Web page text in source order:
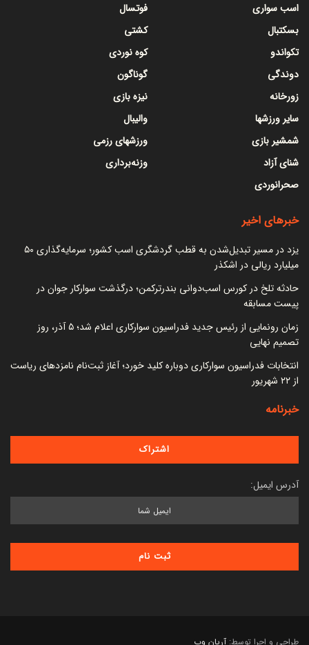
اسب سواری
بسکتبال
تکواندو
دوندگی
زورخانه
سایر ورزشها
شمشیر بازی
شنای آزاد
صحرانوردی
فوتسال
کشتی
کوه نوردی
گوناگون
نیزه بازی
والیبال
ورزشهای رزمی
وزنه‌برداری
خبرهای اخیر
یزد در مسیر تبدیل‌شدن به قطب گردشگری اسب کشور؛ سرمایه‌گذاری ۵۰
میلیارد ریالی در اشکذر
حادثه تلخ در کورس اسب‌دوانی بندرترکمن؛ درگذشت سوارکار جوان در
پیست مسابقه
زمان رونمایی از رئیس جدید فدراسیون سوارکاری اعلام شد؛ ۵ آذر، روز
تصمیم نهایی
انتخابات فدراسیون سوارکاری دوباره کلید خورد؛ آغاز ثبت‌نام نامزدهای ریاست
از ۲۲ شهریور
خبرنامه
آدرس ایمیل:
طراحی و اجرا توسط: آریان وب